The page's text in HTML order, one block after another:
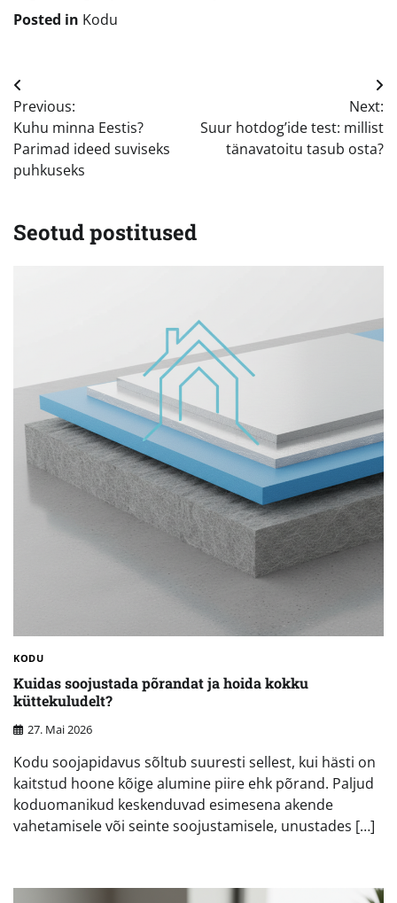
Posted in Kodu
Navigeerimine
Previous:
Kuhu minna Eestis?
Parimad ideed suviseks
puhkuseks
Next:
Suur hotdog’ide test: millist
tänavatoitu tasub osta?
Seotud postitused
KODU
Kuidas soojustada põrandat ja hoida kokku
küttekuludelt?
27. Mai 2026
Kodu soojapidavus sõltub suuresti sellest, kui hästi on
kaitstud hoone kõige alumine piire ehk põrand. Paljud
koduomanikud keskenduvad esimesena akende
vahetamisele või seinte soojustamisele, unustades […]